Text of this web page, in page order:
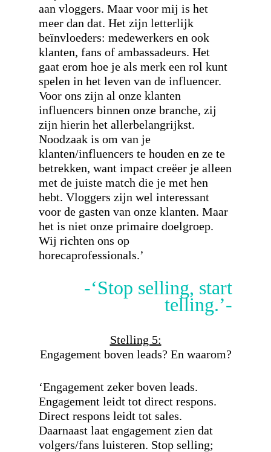
aan vloggers. Maar voor mij is het
meer dan dat. Het zijn letterlijk
beïnvloeders: medewerkers en ook
klanten, fans of ambassadeurs. Het
gaat erom hoe je als merk een rol kunt
spelen in het leven van de influencer.
Voor ons zijn al onze klanten
influencers binnen onze branche, zij
zijn hierin het allerbelangrijkst.
Noodzaak is om van je
klanten/influencers te houden en ze te
betrekken, want impact creëer je alleen
met de juiste match die je met hen
hebt. Vloggers zijn wel interessant
voor de gasten van onze klanten. Maar
het is niet onze primaire doelgroep.
Wij richten ons op
horecaprofessionals.’
-‘Stop selling, start
telling.’-
Stelling 5:
Engagement boven leads? En waarom?
‘Engagement zeker boven leads.
Engagement leidt tot direct respons.
Direct respons leidt tot sales.
Daarnaast laat engagement zien dat
volgers/fans luisteren. Stop selling;